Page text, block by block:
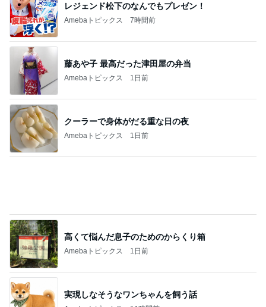
実現しなそうなワンちゃんを飼う話
Amebaトピックス 11時間前
7月に2回も生理が来た体の悲鳴
Amebaトピックス